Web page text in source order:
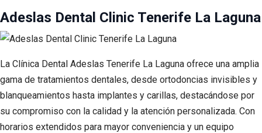
Adeslas Dental Clinic Tenerife La Laguna
La Clínica Dental Adeslas Tenerife La Laguna ofrece una amplia
gama de tratamientos dentales, desde ortodoncias invisibles y
blanqueamientos hasta implantes y carillas, destacándose por
su compromiso con la calidad y la atención personalizada. Con
horarios extendidos para mayor conveniencia y un equipo